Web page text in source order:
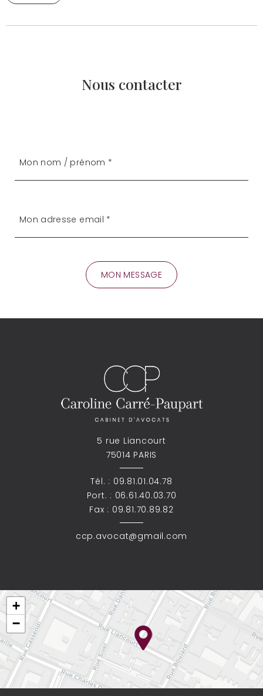
Nous contacter
5 rue Liancourt
75014 PARIS
Tél. : 09.81.01.04.78
Port. : 06.61.40.03.70
Fax : 09.81.70.89.82
ccp.avocat@gmail.com
+
−